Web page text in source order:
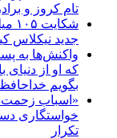
تام کروز و
جدید نیکلاس
واکنش‌ها به
که او از
بگویم خداحافظ
«اسباب
تکرار